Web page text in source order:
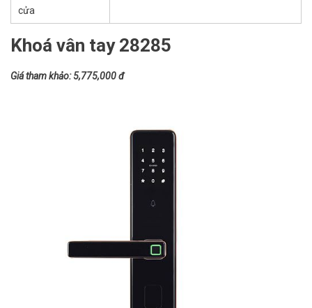
cửa
Khoá vân tay 28285
Giá tham khảo: 5,775,000 đ